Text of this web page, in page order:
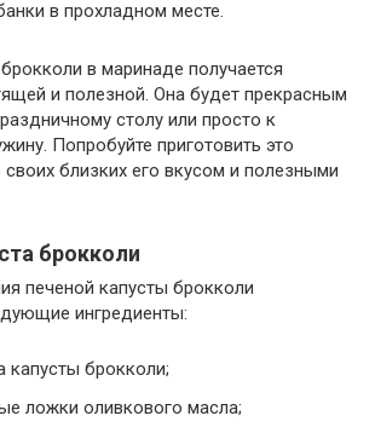
в прохладном месте.
в маринаде получается
и полезной. Она будет прекрасным
столу или просто к
Попробуйте приготовить это
близких его вкусом и полезными
брокколи
печеной капусты брокколи
ингредиенты:
капусты брокколи;
ложки оливкового масла;